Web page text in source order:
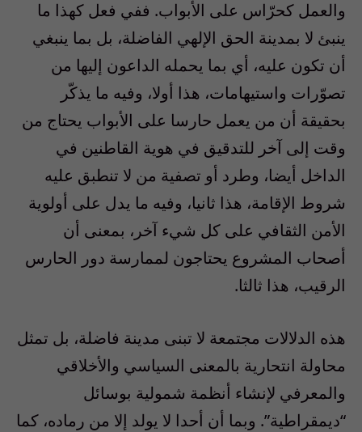
والعمل كحرّاس على الأبواب. ففي فعل كهذا ما
ينبئ لا بمدينة الحق الإلهي الفاضلة، بل بما ينبغي
أن تكون عليه، أي بما يحمله الداعون إليها من
تصوّرات واستيهامات، هذا أولا، وفيه ما يذكّر
بحقيقة أن من يعمل حارسا على الأبواب يحتاج من
وقت إلى آخر للتدقيق في هوية القاطنين في
الداخل أيضا، وطرد أو تصفية من لا تنطبق عليه
شروط الإقامة، هذا ثانيا، وفيه ما يدل على أولوية
الأمن الثقافي على كل شيء آخر، بمعنى أن
أصحاب المشروع يحتاجون لممارسة دور الحارس
الرقيب، هذا ثالثا.
هذه الدلالات مجتمعة لا تبنى مدينة فاضلة، بل تمثل
محاولة انتحارية بالمعنى السياسي والأخلاقي
والمعرفي لإنشاء أنظمة شمولية بوسائل
“ديمقراطية”. وبما أن أحدا لا يولد إلا من رماده، كما